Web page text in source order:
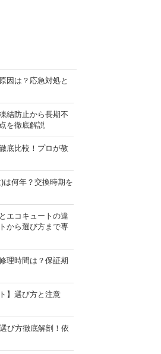
因は？応急対処と
結防止から長期不
を徹底解説
底比較！プロが教
は何年？交換時期を
エコキュートの違
から選び方まで専
理時間は？保証期
】選び方と注意
び方徹底解剖！依